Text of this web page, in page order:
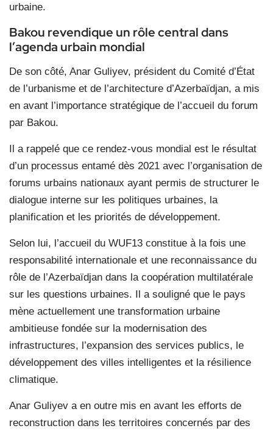
urbaine.
Bakou revendique un rôle central dans
l’agenda urbain mondial
De son côté, Anar Guliyev, président du Comité d’État
de l’urbanisme et de l’architecture d’Azerbaïdjan, a mis
en avant l’importance stratégique de l’accueil du forum
par Bakou.
Il a rappelé que ce rendez-vous mondial est le résultat
d’un processus entamé dès 2021 avec l’organisation de
forums urbains nationaux ayant permis de structurer le
dialogue interne sur les politiques urbaines, la
planification et les priorités de développement.
Selon lui, l’accueil du WUF13 constitue à la fois une
responsabilité internationale et une reconnaissance du
rôle de l’Azerbaïdjan dans la coopération multilatérale
sur les questions urbaines. Il a souligné que le pays
mène actuellement une transformation urbaine
ambitieuse fondée sur la modernisation des
infrastructures, l’expansion des services publics, le
développement des villes intelligentes et la résilience
climatique.
Anar Guliyev a en outre mis en avant les efforts de
reconstruction dans les territoires concernés par des